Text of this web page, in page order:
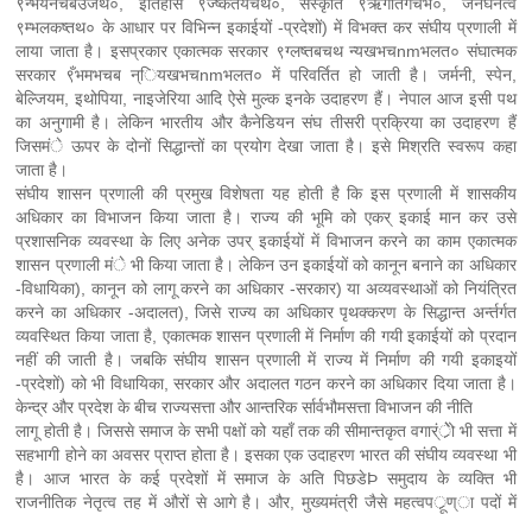
९न्भयनचबउजथ०, इतिहास ९ज्ष्कतयचथ०, संस्कृति ९ऋगतिगचभ०, जनघनत्व
९म्भलकष्तथ० के आधार पर विभिन्न इकाईयों -प्रदेशों) में विभक्त कर संघीय प्रणाली में
लाया जाता है। इसप्रकार एकात्मक सरकार ९ग्लष्तबचथ न्यखभचnmभलत० संघात्मक
सरकार ९ँभमभचब न्ियखभचnmभलत० में परिवर्तित हो जाती है। जर्मनी, स्पेन,
बेल्जियम, इथोपिया, नाइजेरिया आदि ऐसे मुल्क इनके उदाहरण हैं। नेपाल आज इसी पथ
का अनुगामी है। लेकिन भारतीय और कैनेडियन संघ तीसरी प्रक्रिया का उदाहरण हैं
जिसमंे ऊपर के दोनों सिद्धान्तों का प्रयोग देखा जाता है। इसे मिश्रति स्वरूप कहा
जाता है।
संघीय शासन प्रणाली की प्रमुख विशेषता यह होती है कि इस प्रणाली में शासकीय
अधिकार का विभाजन किया जाता है। राज्य की भूमि को एकर् इकाई मान कर उसे
प्रशासनिक व्यवस्था के लिए अनेक उपर् इकाईयों में विभाजन करने का काम एकात्मक
शासन प्रणाली मंे भी किया जाता है। लेकिन उन इकाईयों को कानून बनाने का अधिकार
-विधायिका), कानून को लागू करने का अधिकार -सरकार) या अव्यवस्थाओं को नियंत्रित
करने का अधिकार -अदालत), जिसे राज्य का अधिकार पृथक्करण के सिद्धान्त अर्न्तर्गत
व्यवस्थित किया जाता है, एकात्मक शासन प्रणाली में निर्माण की गयी इकाईयों को प्रदान
नहीं की जाती है। जबकि संघीय शासन प्रणाली में राज्य में निर्माण की गयी इकाइयों
-प्रदेशों) को भी विधायिका, सरकार और अदालत गठन करने का अधिकार दिया जाता है।
केन्द्र और प्रदेश के बीच राज्यसत्ता और आन्तरिक र्सार्वभौमसत्ता विभाजन की नीति
लागू होती है। जिससे समाज के सभी पक्षों को यहाँ तक की सीमान्तकृत वगार्ंर्ेेो भी सत्ता में
सहभागी होने का अवसर प्राप्त होता है। इसका एक उदाहरण भारत की संघीय व्यवस्था भी
है। आज भारत के कई प्रदेशों में समाज के अति पिछडेÞ समुदाय के व्यक्ति भी
राजनीतिक नेतृत्व तह में औरों से आगे है। और, मुख्यमंत्री जैसे महत्वपर्ूण्ा पदों में